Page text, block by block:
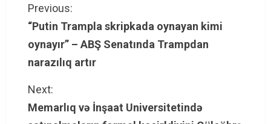
C
o
n
t
i
Previous:
“Putin Trampla skripkada oynayan kimi
oynayır” – ABŞ Senatında Trampdan
narazılıq artır
Next:
Memarlıq və İnşaat Universitetində